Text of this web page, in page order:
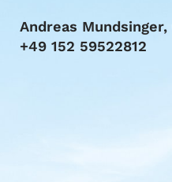
Andreas
+49 152 59522812